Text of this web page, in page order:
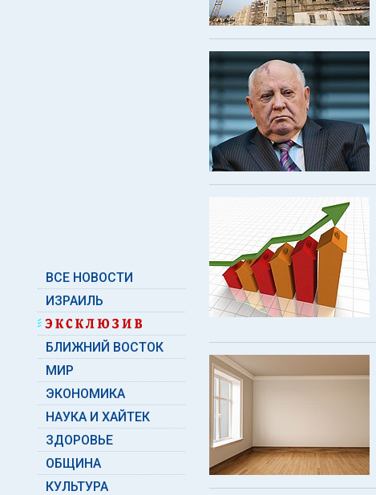
ВСЕ НОВОСТИ
ИЗРАИЛЬ
БЛИЖНИЙ ВОСТОК
МИР
ЭКОНОМИКА
НАУКА И ХАЙТЕК
ЗДОРОВЬЕ
ОБЩИНА
КУЛЬТУРА